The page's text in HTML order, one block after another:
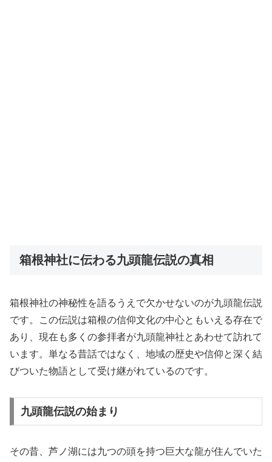
箱根神社に伝わる九頭龍伝説の真相
箱根神社の神秘性を語るうえで欠かせないのが九頭龍伝説
です。この伝説は箱根の信仰文化の中心ともいえる存在で
あり、現在も多くの参拝者が九頭龍神社とあわせて訪れて
います。単なる昔話ではなく、地域の歴史や信仰と深く結
びついた物語として受け継がれているのです。
九頭龍伝説の始まり
その昔、芦ノ湖には九つの頭を持つ巨大な龍が住んでいた